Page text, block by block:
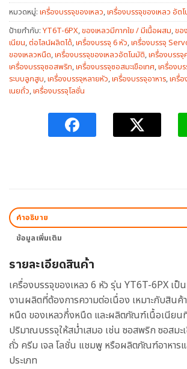
หมวดหมู่: เครื่องบรรจุของเหลว,เครื่องบรรจุของเหลว อัต
ป้ายกำกับ: YT6T-6PX,ของเหลวมีกากใย / มีเนื้อผสม,ขอ
เนียน,ต่อไลน์ผลิตได้,เครื่องบรรจุ 6 หัว,เครื่องบรรจุ
ของเหลวหนืด,เครื่องบรรจุของเหลวอัตโนมัติ,เครื่องบรรจุ
เครื่องบรรจุซอสพริก,เครื่องบรรจุซอสมะเขือเทศ,เครื่องบ
ระบบลูกสูบ,เครื่องบรรจุหลายหัว,เครื่องบรรจุอาหาร,เครื่อ
เนยถั่ว,เครื่องบรรจุโลชั่น
คำอธิบาย
ข้อมูลเพิ่มเติม
รายละเอียดสินค้า
เครื่องบรรจุของเหลว 6 หัว รุ่น YT6T-6PX เป็
งานผลิตที่ต้องการความต่อเนื่อง เหมาะกับสินค้
หนืด ของเหลวกึ่งหนืด และผลิตภัณฑ์เนื้อเนียน
ปริมาณบรรจุให้สม่ำเสมอ เช่น ซอสพริก ซอสมะ
ถั่ว ครีม เจล โลชั่น แชมพู หรือผลิตภัณฑ์อาหารแ
ประเภท